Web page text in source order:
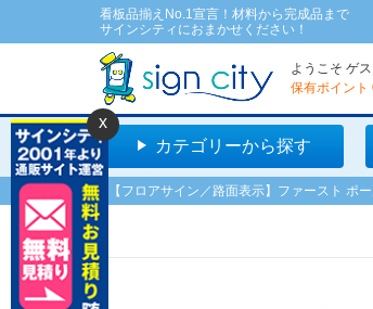
看板品揃えNo.1宣言！材料から完成品まで
サインシティにおまかせください！
ようこそ ゲス
保有ポイント
カテゴリーから探す
【フロアサイン／路面表示】ファースト ポ
x